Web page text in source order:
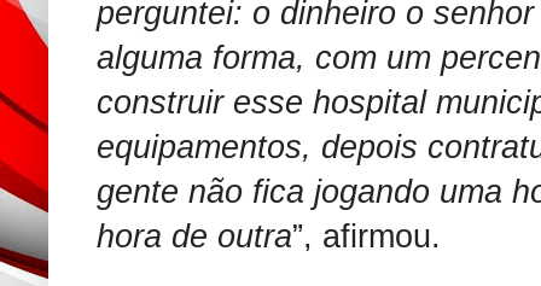
perguntei: o dinheiro o
alguma forma, com um
construir esse hospital
equipamentos, depois
gente não fica jogando uma
hora de outra”, afirmou.